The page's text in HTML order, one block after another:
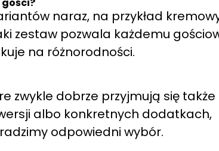
naraz, na przykład
zestaw pozwala każdemu
na różnorodności.
zwykle dobrze przyjmują się także
albo konkretnych dodatkach,
odpowiedni wybór.